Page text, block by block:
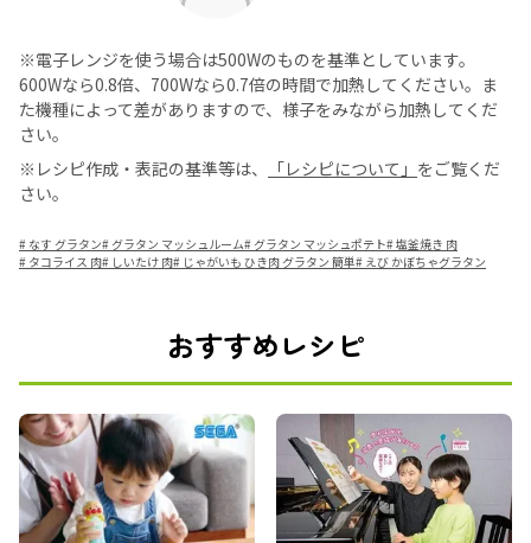
※電子レンジを使う場合は500Wのものを基準としています。
600Wなら0.8倍、700Wなら0.7倍の時間で加熱してください。ま
た機種によって差がありますので、様子をみながら加熱してくだ
さい。
※レシピ作成・表記の基準等は、
「レシピについて」 をご覧くだ
さい。
# なす グラタン# グラタン マッシュルーム# グラタン マッシュポテト#塩釜焼き 肉
# タコライス 肉# しいたけ 肉# じゃがいも ひき肉 グラタン 簡単# えび かぼちゃグラタン
おすすめレシピ